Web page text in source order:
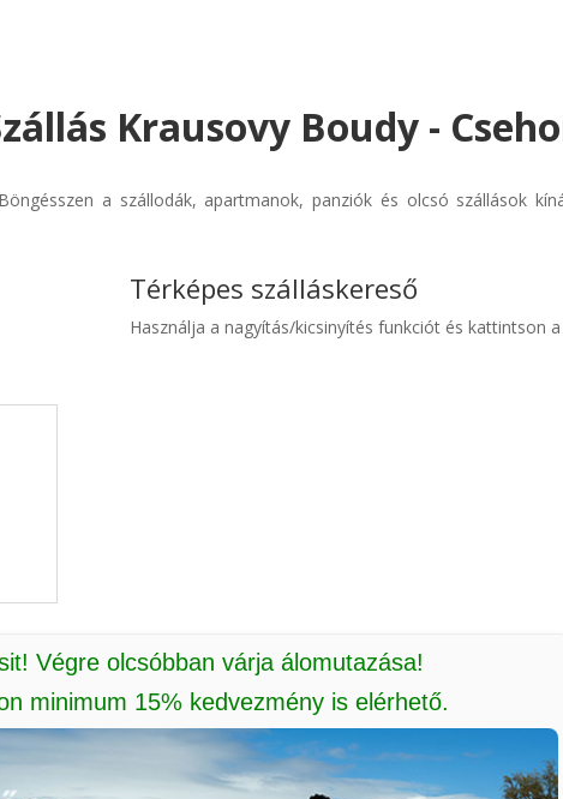
Krausovy Boudy -
a szállodák, apartmanok, panziók és olcsó szállások
Térképes szálláskereső
Használja a nagyítás/kicsinyítés funkciót és kattintson
Végre olcsóbban várja álomutazása!
minimum 15% kedvezmény is elérhető.